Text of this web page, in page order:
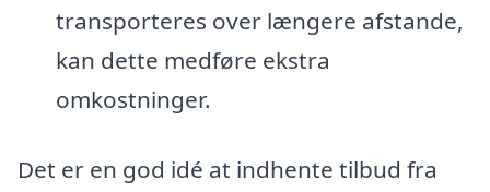
transporteres over længere afstande,
kan dette medføre ekstra
omkostninger.
Det er en god idé at indhente tilbud fra